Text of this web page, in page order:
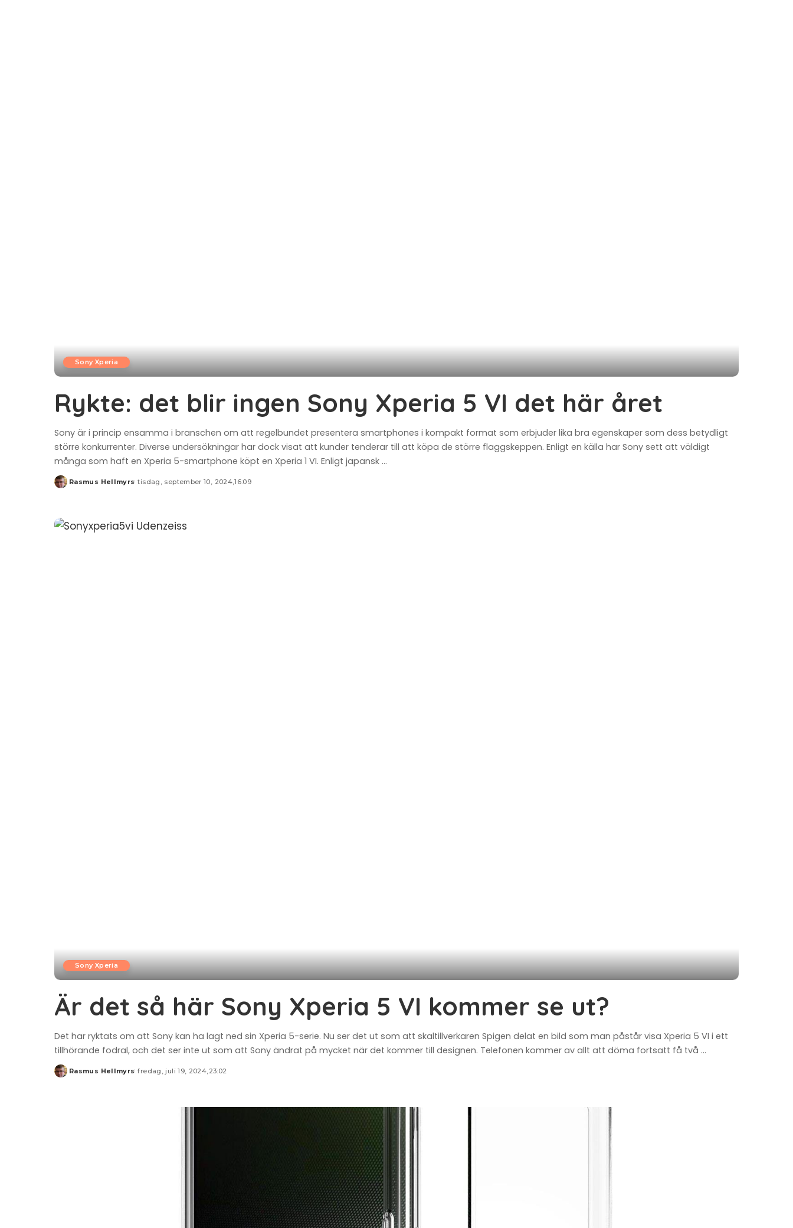
Sony Xperia
Rykte: det blir ingen Sony Xperia 5 VI det här året
Sony är i princip ensamma i branschen om att regelbundet presentera smartphones i kompakt format som erbjuder lika bra egenskaper som dess betydligt
större konkurrenter. Diverse undersökningar har dock visat att kunder tenderar till att köpa de större flaggskeppen. Enligt en källa har Sony sett att väldigt
många som haft en Xperia 5-smartphone köpt en Xperia 1 VI. Enligt japansk ...
Posted
Rasmus Hellmyrs tisdag, september 10, 2024,16:09
Sony Xperia
Är det så här Sony Xperia 5 VI kommer se ut?
Det har ryktats om att Sony kan ha lagt ned sin Xperia 5-serie. Nu ser det ut som att skaltillverkaren Spigen delat en bild som man påstår visa Xperia 5 VI i ett
tillhörande fodral, och det ser inte ut som att Sony ändrat på mycket när det kommer till designen. Telefonen kommer av allt att döma fortsatt få två ...
Posted
Rasmus Hellmyrs fredag, juli 19, 2024,23:02